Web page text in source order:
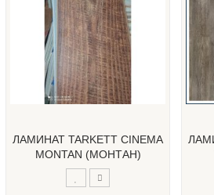
ЛАМИНАТ TARKETT CINEMA
MONTAN (МОНТАН)